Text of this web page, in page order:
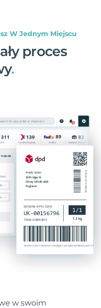
W Jednym Miejscu
proces
.
w swoim